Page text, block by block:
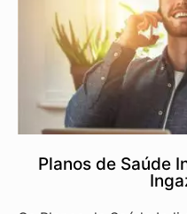
Planos de Saúde